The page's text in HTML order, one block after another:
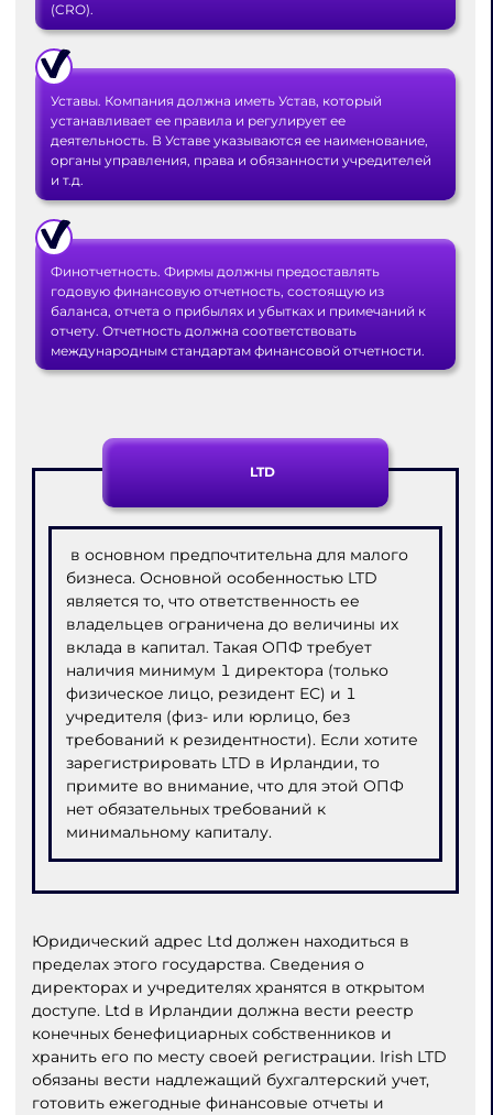
(CRO).
Уставы. Компания должна иметь Устав, который
устанавливает ее правила и регулирует ее
деятельность. В Уставе указываются ее наименование,
органы управления, права и обязанности учредителей
и т.д.
Финотчетность. Фирмы должны предоставлять
годовую финансовую отчетность, состоящую из
баланса, отчета о прибылях и убытках и примечаний к
отчету. Отчетность должна соответствовать
международным стандартам финансовой отчетности.
LTD
в основном предпочтительна для малого
бизнеса. Основной особенностью LTD
является то, что ответственность ее
владельцев ограничена до величины их
вклада в капитал. Такая ОПФ требует
наличия минимум 1 директора (только
физическое лицо, резидент ЕС) и 1
учредителя (физ- или юрлицо, без
требований к резидентности). Если хотите
зарегистрировать LTD в Ирландии, то
примите во внимание, что для этой ОПФ
нет обязательных требований к
минимальному капиталу.
Юридический адрес Ltd должен находиться в
пределах этого государства. Сведения о
директорах и учредителях хранятся в открытом
доступе. Ltd в Ирландии должна вести реестр
конечных бенефициарных собственников и
хранить его по месту своей регистрации. Irish LTD
обязаны вести надлежащий бухгалтерский учет,
готовить ежегодные финансовые отчеты и